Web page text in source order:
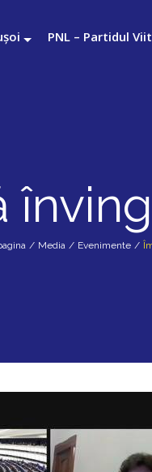
PNL – Partidul
/ Media / Evenimente /